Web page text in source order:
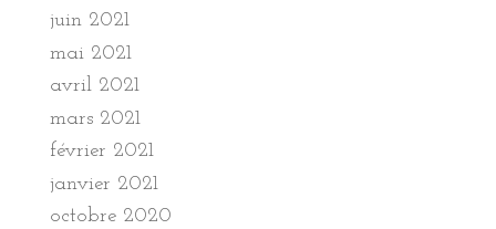
juin 2021
mai 2021
avril 2021
mars 2021
février 2021
janvier 2021
octobre 2020